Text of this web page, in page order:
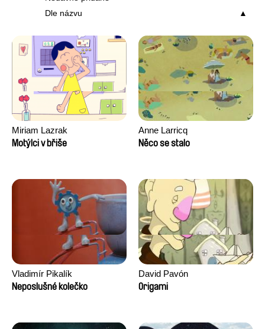
Dle názvu
Miriam Lazrak
Motýlci v břiše
Anne Larricq
Něco se stalo
Vladimír Pikalík
Neposlušné kolečko
David Pavón
Origami